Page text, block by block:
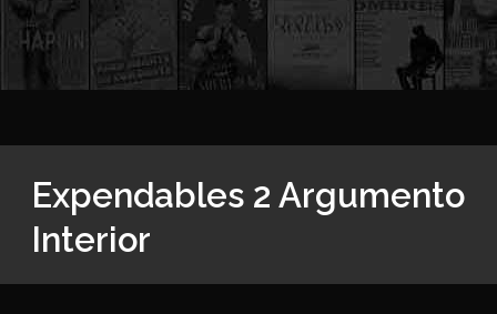
Expendables 2 Argumento
Interior